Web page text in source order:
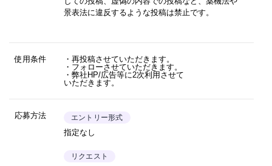
景表法に違反するような投稿は禁止です。
使用条件
・再投稿させていただきます。
・フォローさせていただきます。
・弊社HP/広告等に2次利用させて
いただきます。
応募方法 エントリー形式
指定なし
リクエスト